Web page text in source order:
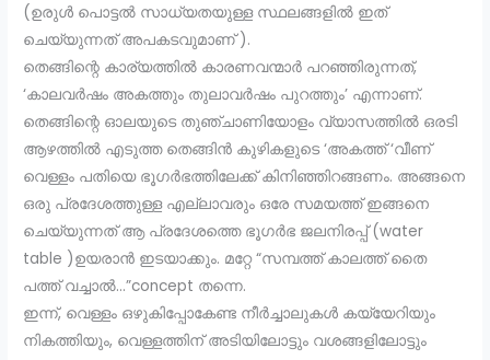
(ഉരുൾ പൊട്ടൽ സാധ്യതയുള്ള സ്ഥലങ്ങളിൽ ഇത്
ചെയ്യുന്നത് അപകടവുമാണ് ).
തെങ്ങിന്റെ കാര്യത്തിൽ കാരണവന്മാർ പറഞ്ഞിരുന്നത്,
‘കാലവർഷം അകത്തും തുലാവർഷം പുറത്തും’ എന്നാണ്.
തെങ്ങിന്റെ ഓലയുടെ തുഞ്ചാണിയോളം വ്യാസത്തിൽ ഒരടി
ആഴത്തിൽ എടുത്ത തെങ്ങിൻ കുഴികളുടെ ‘അകത്ത് ‘വീണ്
വെള്ളം പതിയെ ഭൂഗർഭത്തിലേക്ക് കിനിഞ്ഞിറങ്ങണം. അങ്ങനെ
ഒരു പ്രദേശത്തുള്ള എല്ലാവരും ഒരേ സമയത്ത് ഇങ്ങനെ
ചെയ്യുന്നത് ആ പ്രദേശത്തെ ഭൂഗർഭ ജലനിരപ്പ് (water
table )ഉയരാൻ ഇടയാക്കും. മറ്റേ “സമ്പത്ത് കാലത്ത് തൈ
പത്ത് വച്ചാൽ…”concept തന്നെ.
ഇന്ന്, വെള്ളം ഒഴുകിപ്പോകേണ്ട നീർച്ചാലുകൾ കയ്യേറിയും
നികത്തിയും, വെള്ളത്തിന്‌ അടിയിലോട്ടും വശങ്ങളിലോട്ടും